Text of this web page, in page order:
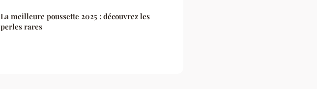
La meilleure poussette 2025 : découvrez les
perles rares